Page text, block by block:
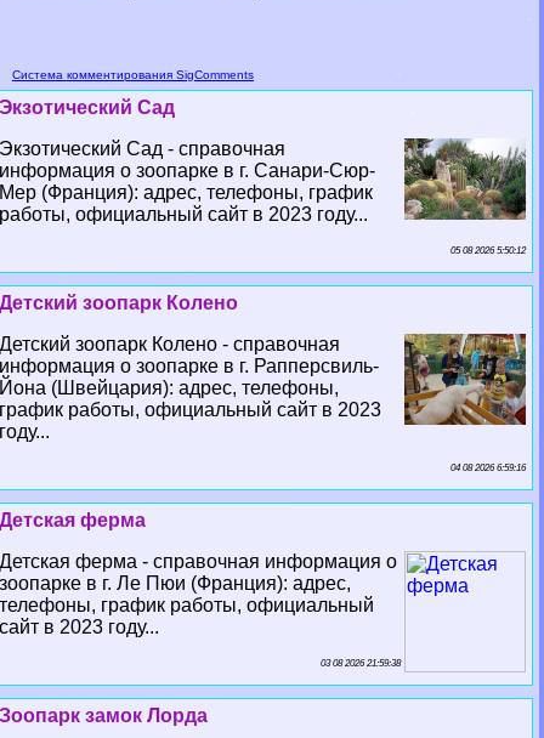
Система комментирования SigComments
Экзотический Сад
Экзотический Сад - справочная
информация о зоопарке в г. Санари-Сюр-
Мер (Франция): адрес, телефоны, график
работы, официальный сайт в 2023 году...
05 08 2026 5:50:12
Детский зоопарк Колено
Детский зоопарк Колено - справочная
информация о зоопарке в г. Рапперсвиль-
Йона (Швейцария): адрес, телефоны,
график работы, официальный сайт в 2023
году...
04 08 2026 6:59:16
Детская ферма
Детская ферма - справочная информация о
зоопарке в г. Ле Пюи (Франция): адрес,
телефоны, график работы, официальный
сайт в 2023 году...
03 08 2026 21:59:38
Зоопарк замок Лорда